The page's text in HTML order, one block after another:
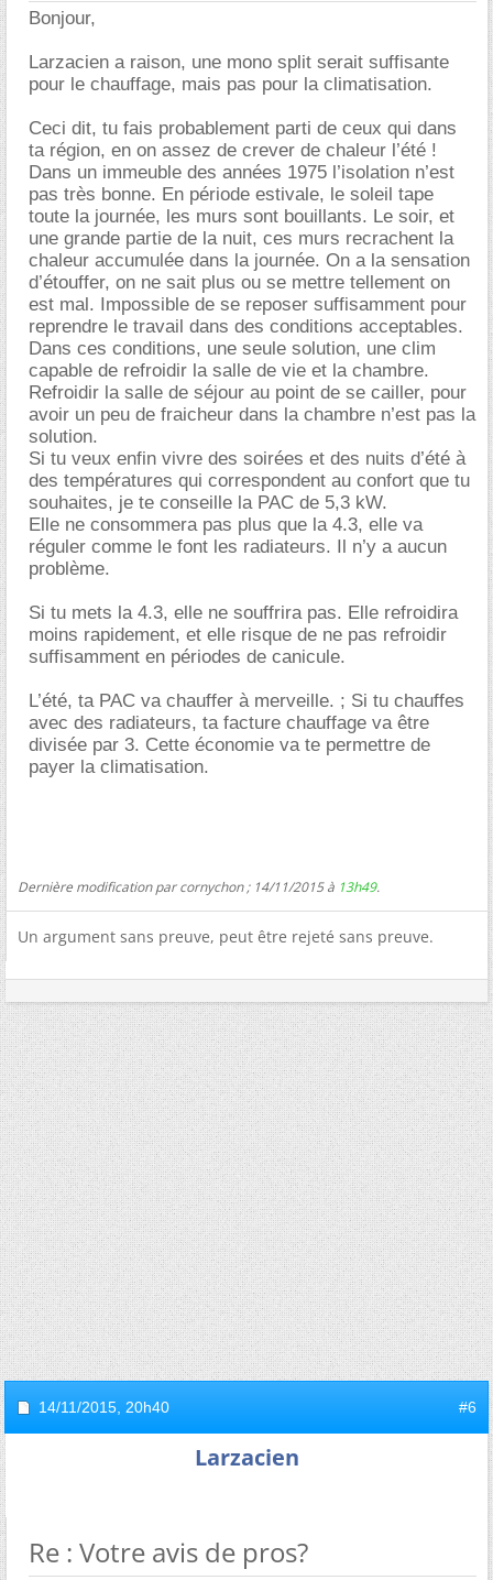
Bonjour,
Larzacien a raison, une mono split serait suffisante
pour le chauffage, mais pas pour la climatisation.
Ceci dit, tu fais probablement parti de ceux qui dans
ta région, en on assez de crever de chaleur l’été !
Dans un immeuble des années 1975 l’isolation n’est
pas très bonne. En période estivale, le soleil tape
toute la journée, les murs sont bouillants. Le soir, et
une grande partie de la nuit, ces murs recrachent la
chaleur accumulée dans la journée. On a la sensation
d’étouffer, on ne sait plus ou se mettre tellement on
est mal. Impossible de se reposer suffisamment pour
reprendre le travail dans des conditions acceptables.
Dans ces conditions, une seule solution, une clim
capable de refroidir la salle de vie et la chambre.
Refroidir la salle de séjour au point de se cailler, pour
avoir un peu de fraicheur dans la chambre n’est pas la
solution.
Si tu veux enfin vivre des soirées et des nuits d’été à
des températures qui correspondent au confort que tu
souhaites, je te conseille la PAC de 5,3 kW.
Elle ne consommera pas plus que la 4.3, elle va
réguler comme le font les radiateurs. Il n’y a aucun
problème.
Si tu mets la 4.3, elle ne souffrira pas. Elle refroidira
moins rapidement, et elle risque de ne pas refroidir
suffisamment en périodes de canicule.
L’été, ta PAC va chauffer à merveille. ; Si tu chauffes
avec des radiateurs, ta facture chauffage va être
divisée par 3. Cette économie va te permettre de
payer la climatisation.
Dernière modification par cornychon ; 14/11/2015 à 13h49.
Un argument sans preuve, peut être rejeté sans preuve.
14/11/2015, 20h40 #6
Larzacien
Re : Votre avis de pros?